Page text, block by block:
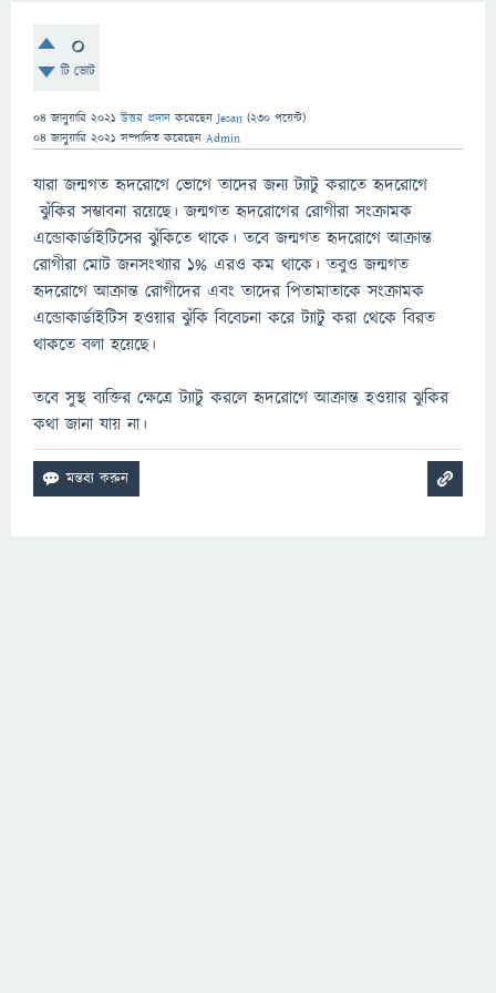
0
টি ভোট
04 জানুয়ারি 2021 উত্তর প্রদান করেছেনJesan (230 পয়েন্ট)
04 জানুয়ারি 2021 সম্পাদিত করেছেন Admin
যারা জন্মগত হৃদরোগে ভোগে তাদের জন্য ট্যাটু করাতে হৃদরোগে
ঝুঁকির সম্ভাবনা রয়েছে। জন্মগত হৃদরোগের রোগীরা সংক্রামক
এন্ডোকার্ডাইটিসের ঝুঁকিতে থাকে। তবে জন্মগত হৃদরোগে আক্রান্ত
রোগীরা মোট জনসংখ্যার ১% এরও কম থাকে। তবুও জন্মগত
হৃদরোগে আক্রান্ত রোগীদের এবং তাদের পিতামাতাকে সংক্রামক
এন্ডোকার্ডাইটিস হওয়ার ঝুঁকি বিবেচনা করে ট্যাটু করা থেকে বিরত
থাকতে বলা হয়েছে।
তবে সুস্থ ব্যক্তির ক্ষেত্রে ট্যাটু করলে হৃদরোগে আক্রান্ত হওয়ার ঝুকির
কথা জানা যায় না।